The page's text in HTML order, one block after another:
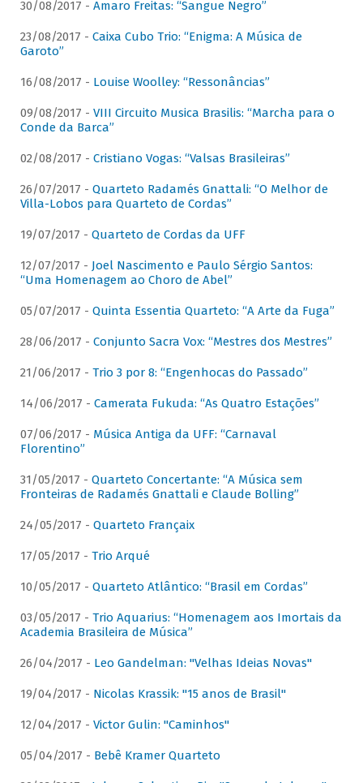
30/08/2017 - Amaro Freitas: “Sangue Negro”
23/08/2017 - Caixa Cubo Trio: “Enigma: A Música de
Garoto”
16/08/2017 - Louise Woolley: “Ressonâncias”
09/08/2017 - VIII Circuito Musica Brasilis: “Marcha para o
Conde da Barca”
02/08/2017 - Cristiano Vogas: “Valsas Brasileiras”
26/07/2017 - Quarteto Radamés Gnattali: “O Melhor de
Villa-Lobos para Quarteto de Cordas”
19/07/2017 - Quarteto de Cordas da UFF
12/07/2017 - Joel Nascimento e Paulo Sérgio Santos:
“Uma Homenagem ao Choro de Abel”
05/07/2017 - Quinta Essentia Quarteto: “A Arte da Fuga”
28/06/2017 - Conjunto Sacra Vox: “Mestres dos Mestres”
21/06/2017 - Trio 3 por 8: “Engenhocas do Passado”
14/06/2017 - Camerata Fukuda: “As Quatro Estações”
07/06/2017 - Música Antiga da UFF: “Carnaval
Florentino”
31/05/2017 - Quarteto Concertante: “A Música sem
Fronteiras de Radamés Gnattali e Claude Bolling”
24/05/2017 - Quarteto Françaix
17/05/2017 - Trio Arqué
10/05/2017 - Quarteto Atlântico: “Brasil em Cordas”
03/05/2017 - Trio Aquarius: “Homenagem aos Imortais da
Academia Brasileira de Música”
26/04/2017 - Leo Gandelman: "Velhas Ideias Novas"
19/04/2017 - Nicolas Krassik: "15 anos de Brasil"
12/04/2017 - Victor Gulin: "Caminhos"
05/04/2017 - Bebê Kramer Quarteto